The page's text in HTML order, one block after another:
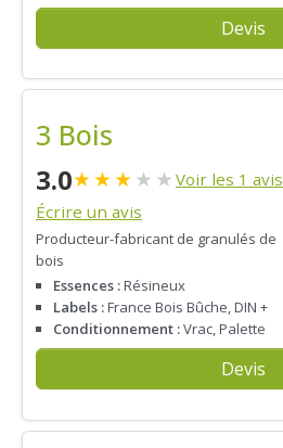
Devis
3 Bois
3.0★★★★ ★ Voir les 1 avis
Écrire un avis
Producteur-fabricant de granulés de
bois
Essences :Résineux
Labels :France Bois Bûche, DIN +
Conditionnement :Vrac, Palette
Devis